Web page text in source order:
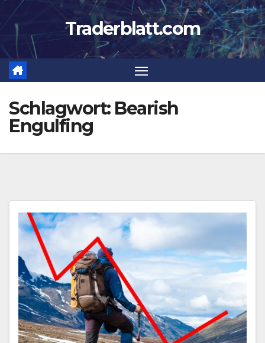
Zum
Inhalt
springen
Traderblatt.com
Schlagwort: Bearish
Engulfing